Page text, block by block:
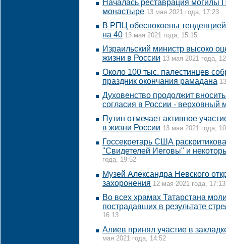
Началась реставрация могилы
монастыре 13 мая 2021 года, 17:23
В РПЦ обеспокоены
на 40 13 мая 2021 года, 15:15
Израильский министр высоко
жизни в России 13 мая 2021 года,
Около 100 тыс. палестинцев
праздник окончания рамадана
Духовенство продолжит
согласия в России - верховный
Путин отмечает активное
в жизни России 13 мая 2021 года,
Госсекретарь США
"Свидетелей Иеговы" и
года, 19:52
Музей Александра Невского
захоронения 12 мая 2021 года, 17:13
Во всех храмах Татарстана
пострадавших в результате
16:13
Алиев принял участие в
мая 2021 года, 14:52